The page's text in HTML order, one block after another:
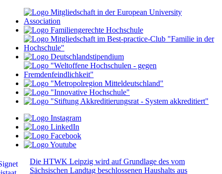
Die HTWK Leipzig wird auf Grundlage des vom
Sächsischen Landtag beschlossenen Haushalts aus